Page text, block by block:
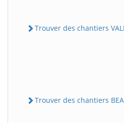
Trouver des chantiers
Trouver des chantiers